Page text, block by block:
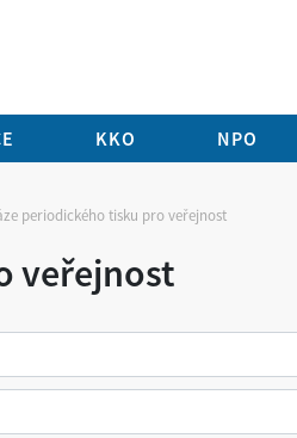
KKO NPO
periodického tisku pro veřejnost
veřejnost